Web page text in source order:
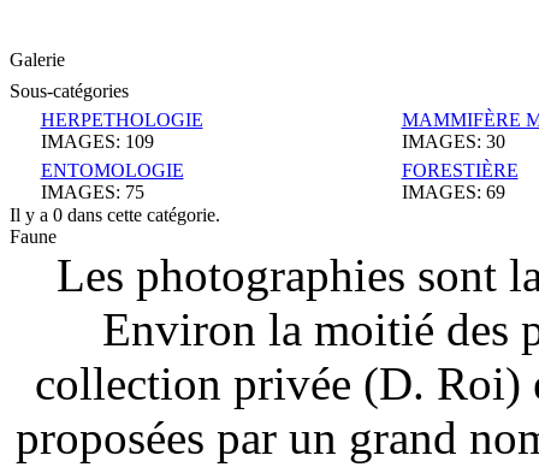
Galerie
Sous-catégories
HERPETHOLOGIE
IMAGES: 109
MAMMIFÈRE
IMAGES: 30
ENTOMOLOGIE
IMAGES: 75
FORESTIÈRE
IMAGES: 69
Il y a 0 dans cette catégorie.
Faune
Les photographies sont
Environ la moitié des
collection privée (D. Roi)
proposées par un grand